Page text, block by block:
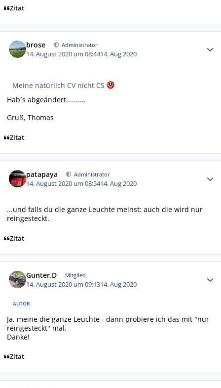
Zitat
brose Administrator
14. August 2020 um 08:4414. Aug 2020
Meine natürlich CV nicht CS
Hab´s abgeändert..........
Gruß, Thomas
Zitat
patapaya Administrator
14. August 2020 um 08:5414. Aug 2020
...und falls du die ganze Leuchte meinst: auch die wird nur
reingesteckt.
Zitat
Gunter.D Mitglied
14. August 2020 um 09:1314. Aug 2020
AUTOR
Ja, meine die ganze Leuchte - dann probiere ich das mit "nur
reingesteckt" mal.
Danke!
Zitat